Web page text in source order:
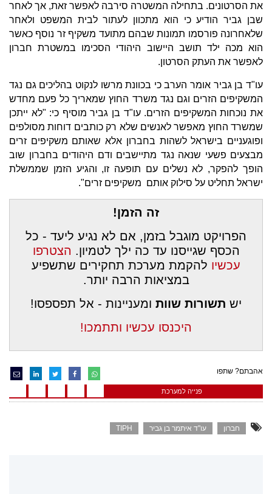
את הסרטונים. בתחילה המשטרה סירבה לאפשר זאת, אך לאחר
שבן גביר הודיע כי הוא מתכוון לעתור לבית המשפט ולאחר
שלאחרונה פורסמו תמונות שבהם מתועד משקיף זר נוסף כאשר
הוא מכה ילד תושב היישוב היהודי הסכימו במשטרת חברון
לאפשר את העתק הסרטון.
עו"ד בן גביר אומר הערב כי בכוונת מרשו לנקוט בהליכים גם נגד
המשקיפים הזרים וגם נגד משרד החוץ שמאריך כל פעם מחדש
את נוכחות המשקיפים הזרים. עו"ד בן גביר מוסיף כי: "לא ייתכן
שמשרד החוץ מאפשר לאנשים שלא רק כותבים דוחות מסולפים
ופוגעניים בישראל לשהות בחברון אלא שאותם משקיפים זרים
מבצעים פשעי שנאה נגד מתיישבים ודם היהודים בחברון שוב
הופך להפקר, לא נשלים עם תופעה זו, והגיע הזמן שממשלת
ישראל תחליט על סילוק אותם משקיפים זרים".
זה הזמן!
הפרויקט מוגבל בזמן, אם לא נגיע ליעד - כל
הכסף שגייסנו עד כה ילך לטמיון. הצטרפו
עכשיו להקמת מערכת תחקירים שתשפיע
במציאות הרבה יותר.
יש תשורות שוות ומעניינות - אל תפספסו!
היכנסו עכשיו ותתמכו!
אהבתם? שתפו
פנייה למערכת
חברון עו"ד איתמר בן גביר TIPH